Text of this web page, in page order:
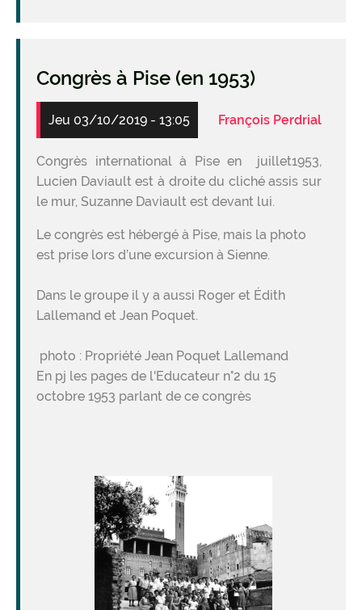
Congrès à Pise (en 1953)
Jeu 03/10/2019 - 13:05 François Perdrial
Congrès international à Pise en juillet1953,
Lucien Daviault est à droite du cliché assis sur
le mur, Suzanne Daviault est devant lui.
Le congrès est hébergé à Pise, mais la photo
est prise lors d’une excursion à Sienne.
Dans le groupe il y a aussi Roger et Édith
Lallemand et Jean Poquet.
photo : Propriété Jean Poquet Lallemand
En pj les pages de l'Educateur n°2 du 15
octobre 1953 parlant de ce congrès
Image